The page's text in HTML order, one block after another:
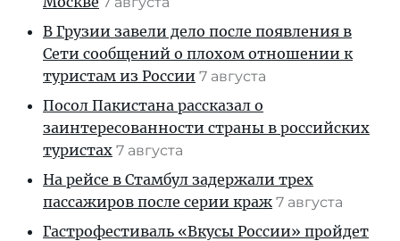
В Грузии завели дело после появления в
Сети сообщений о плохом отношении к
туристам из России 7 августа
Посол Пакистана рассказал о
заинтересованности страны в российских
туристах 7 августа
На рейсе в Стамбул задержали трех
пассажиров после серии краж 7 августа
Гастрофестиваль «Вкусы России» пройдет